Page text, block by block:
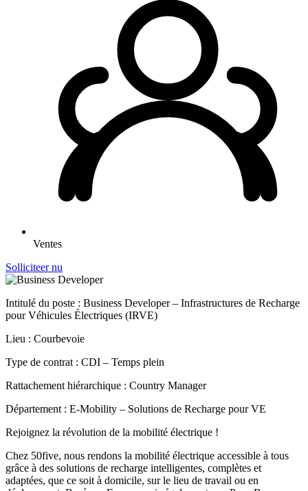
Ventes
Solliciteer nu
Intitulé du poste : Business Developer – Infrastructures de Recharge
pour Véhicules Électriques (IRVE)
Lieu : Courbevoie
Type de contrat : CDI – Temps plein
Rattachement hiérarchique : Country Manager
Département : E-Mobility – Solutions de Recharge pour VE
Rejoignez la révolution de la mobilité électrique !
Chez 50five, nous rendons la mobilité électrique accessible à tous
grâce à des solutions de recharge intelligentes, complètes et
adaptées, que ce soit à domicile, sur le lieu de travail ou en